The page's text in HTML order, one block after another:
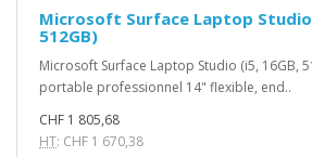
Microsoft Surface Laptop Studio
512GB)
Microsoft Surface Laptop Studio (i5, 16GB,
portable professionnel 14" flexible, end..
CHF 1 805,68
HT: CHF 1 670,38